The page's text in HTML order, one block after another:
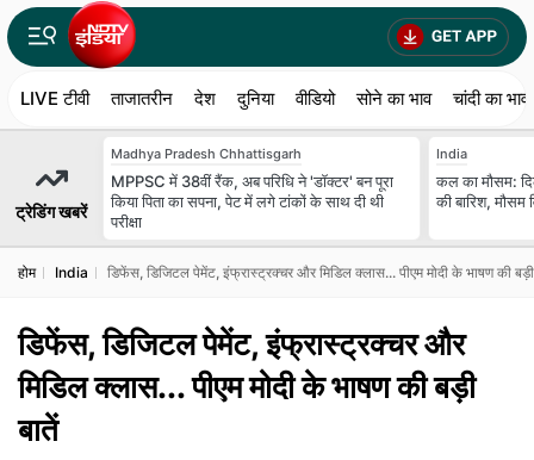
LIVE टीवी ताजातरीन देश दुनिया वीडियो सोने का भाव चांदी का भाव
ट्रेडिंग खबरें
Madhya Pradesh Chhattisgarh
MPPSC में 38वीं रैंक, अब परिधि ने 'डॉक्टर' बन पूरा
किया पिता का सपना, पेट में लगे टांकों के साथ दी थी
परीक्षा
India
कल का मौसम:
की बारिश, मौसम
होम India डिफेंस, डिजिटल पेमेंट, इंफ्रास्ट्रक्चर और मिडिल क्लास... पीएम मोदी के भाषण की
डिफेंस, डिजिटल पेमेंट, इंफ्रास्ट्रक्चर और
मिडिल क्लास... पीएम मोदी के भाषण की बड़ी
बातें